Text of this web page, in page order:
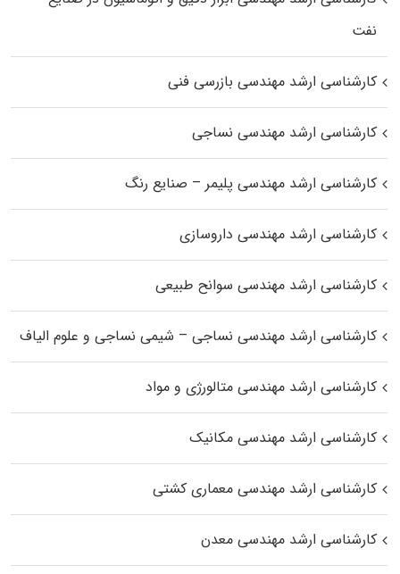
نفت
کارشناسی ارشد مهندسی بازرسی فنی
کارشناسی ارشد مهندسی نساجی
کارشناسی ارشد مهندسی پلیمر – صنایع رنگ
کارشناسی ارشد مهندسی داروسازی
کارشناسی ارشد مهندسی سوانح طبیعی
کارشناسی ارشد مهندسی نساجی – شیمی نساجی و علوم الیاف
کارشناسی ارشد مهندسی متالورژی و مواد
کارشناسی ارشد مهندسی مکانیک
کارشناسی ارشد مهندسی معماری کشتی
کارشناسی ارشد مهندسی معدن